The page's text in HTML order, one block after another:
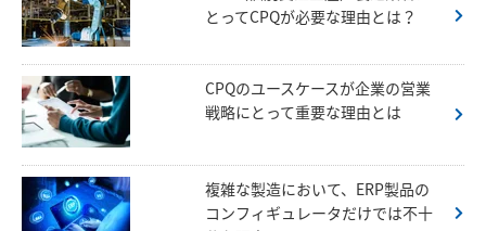
とってCPQが必要な理由とは？
CPQのユースケースが企業の営業
戦略にとって重要な理由とは
複雑な製造において、ERP製品の
コンフィギュレータだけでは不十